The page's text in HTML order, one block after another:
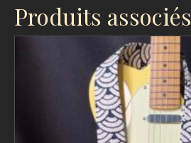
Produits associés